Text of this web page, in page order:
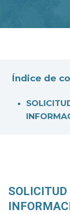
Índice de